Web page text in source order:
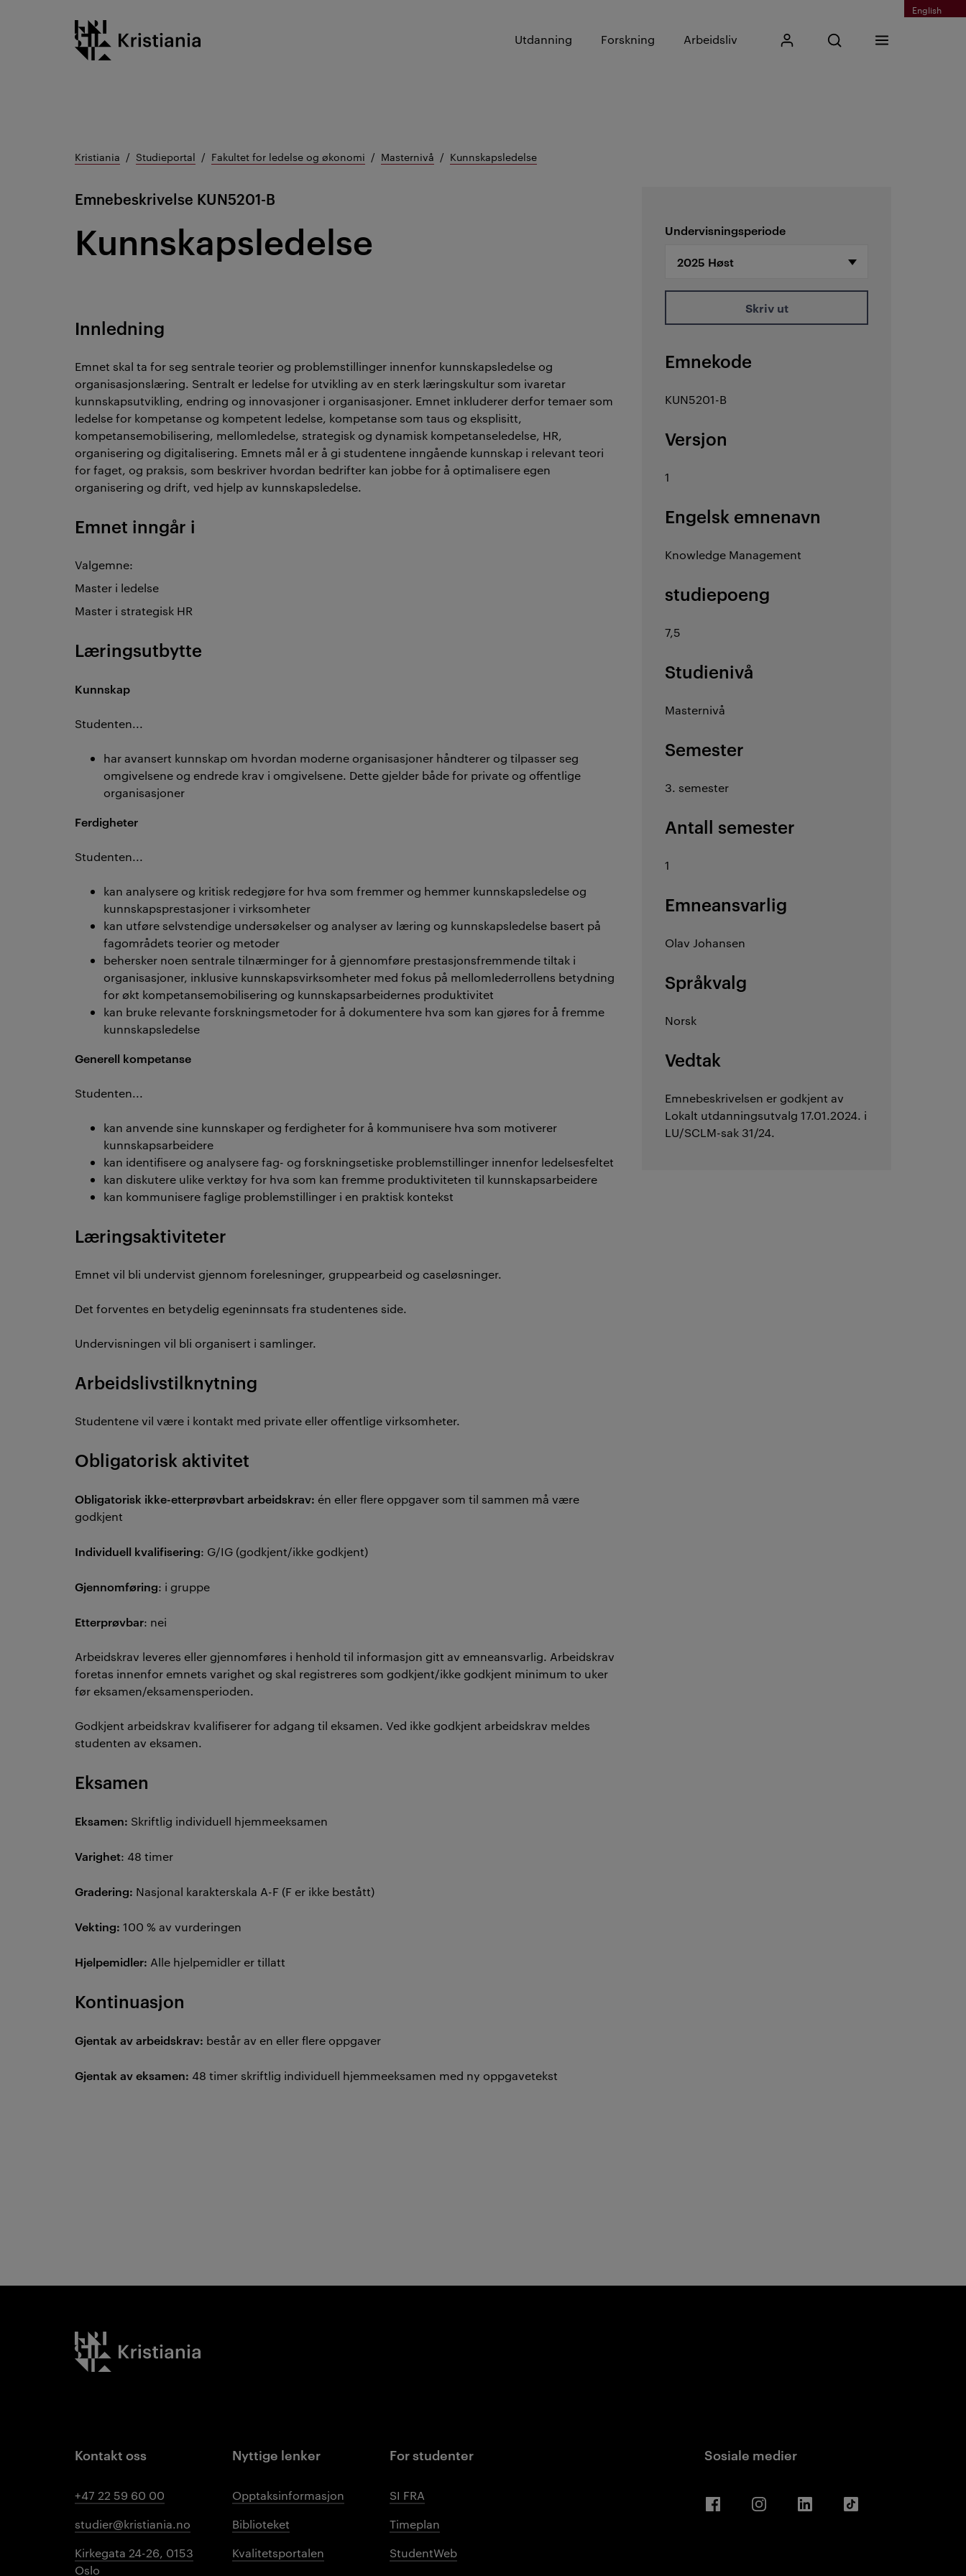
English
Kristiania logo
Utdanning Forskning Arbeidsliv Mitt KristianiaÅpne søk
Skriv inn søkefrase
Søk
Meny
Kristiania Studieportal Fakultet for ledelse og økonomi Masternivå Kunnskapsledelse
Emnebeskrivelse KUN5201-B
Kunnskapsledelse Undervisningsperiode
Skriv ut
Emnekode
KUN5201-B
Versjon
1
Engelsk emnenavn
Knowledge Management
studiepoeng
7,5
Studienivå
Masternivå
Semester
3. semester
Antall semester
1
Emneansvarlig
Olav Johansen
Språkvalg
Norsk
Vedtak
Emnebeskrivelsen er godkjent av
Lokalt utdanningsutvalg 17.01.2024. i
LU/SCLM-sak 31/24.
Innledning
Emnet skal ta for seg sentrale teorier og problemstillinger innenfor kunnskapsledelse og
organisasjonslæring. Sentralt er ledelse for utvikling av en sterk læringskultur som ivaretar
kunnskapsutvikling, endring og innovasjoner i organisasjoner. Emnet inkluderer derfor temaer som
ledelse for kompetanse og kompetent ledelse, kompetanse som taus og eksplisitt,
kompetansemobilisering, mellomledelse, strategisk og dynamisk kompetanseledelse, HR,
organisering og digitalisering. Emnets mål er å gi studentene inngående kunnskap i relevant teori
for faget, og praksis, som beskriver hvordan bedrifter kan jobbe for å optimalisere egen
organisering og drift, ved hjelp av kunnskapsledelse.
Emnet inngår i
Valgemne:
Master i ledelse
Master i strategisk HR
Læringsutbytte
Kunnskap
Studenten...
har avansert kunnskap om hvordan moderne organisasjoner håndterer og tilpasser seg
omgivelsene og endrede krav i omgivelsene. Dette gjelder både for private og offentlige
organisasjoner
Ferdigheter
Studenten...
kan analysere og kritisk redegjøre for hva som fremmer og hemmer kunnskapsledelse og
kunnskapsprestasjoner i virksomheter
kan utføre selvstendige undersøkelser og analyser av læring og kunnskapsledelse basert på
fagområdets teorier og metoder
behersker noen sentrale tilnærminger for å gjennomføre prestasjonsfremmende tiltak i
organisasjoner, inklusive kunnskapsvirksomheter med fokus på mellomlederrollens betydning
for økt kompetansemobilisering og kunnskapsarbeidernes produktivitet
kan bruke relevante forskningsmetoder for å dokumentere hva som kan gjøres for å fremme
kunnskapsledelse
Generell kompetanse
Studenten...
kan anvende sine kunnskaper og ferdigheter for å kommunisere hva som motiverer
kunnskapsarbeidere
kan identifisere og analysere fag- og forskningsetiske problemstillinger innenfor ledelsesfeltet
kan diskutere ulike verktøy for hva som kan fremme produktiviteten til kunnskapsarbeidere
kan kommunisere faglige problemstillinger i en praktisk kontekst
Læringsaktiviteter
Emnet vil bli undervist gjennom forelesninger, gruppearbeid og caseløsninger.
Det forventes en betydelig egeninnsats fra studentenes side.
Undervisningen vil bli organisert i samlinger.
Arbeidslivstilknytning
Studentene vil være i kontakt med private eller offentlige virksomheter.
Obligatorisk aktivitet
Obligatorisk ikke-etterprøvbart arbeidskrav: én eller flere oppgaver som til sammen må være
godkjent
Individuell kvalifisering: G/IG (godkjent/ikke godkjent)
Gjennomføring: i gruppe
Etterprøvbar: nei
Arbeidskrav leveres eller gjennomføres i henhold til informasjon gitt av emneansvarlig. Arbeidskrav
foretas innenfor emnets varighet og skal registreres som godkjent/ikke godkjent minimum to uker
før eksamen/eksamensperioden.
Godkjent arbeidskrav kvalifiserer for adgang til eksamen. Ved ikke godkjent arbeidskrav meldes
studenten av eksamen.
Eksamen
Eksamen: Skriftlig individuell hjemmeeksamen
Varighet: 48 timer
Gradering: Nasjonal karakterskala A-F (F er ikke bestått)
Vekting: 100 % av vurderingen
Hjelpemidler: Alle hjelpemidler er tillatt
Kontinuasjon
Gjentak av arbeidskrav: består av en eller flere oppgaver
Gjentak av eksamen: 48 timer skriftlig individuell hjemmeeksamen med ny oppgavetekst
Kristiania logo
Kontakt oss
+47 22 59 60 00
studier@kristiania.no
Kirkegata 24-26, 0153
Oslo
Nyttige lenker
Opptaksinformasjon
Biblioteket
Kvalitetsportalen
For studenter
SI FRA
Timeplan
StudentWeb
Sosiale medier